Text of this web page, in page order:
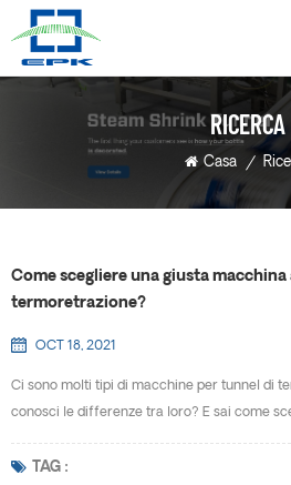
RICERCA
Casa /
Come scegliere una giusta macchina
termoretrazione?
OCT 18, 2021
Ci sono molti tipi di macchine per tunnel di
conosci le differenze tra loro? E sai come
macchina termoretraibile, macchina
TAG :